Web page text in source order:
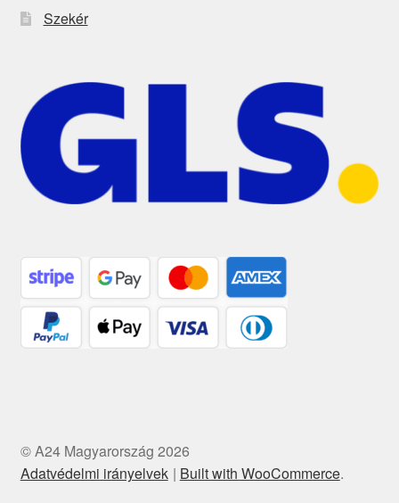
Szekér
© A24 Magyarország 2026
Adatvédelmi irányelvek
Built with WooCommerce.